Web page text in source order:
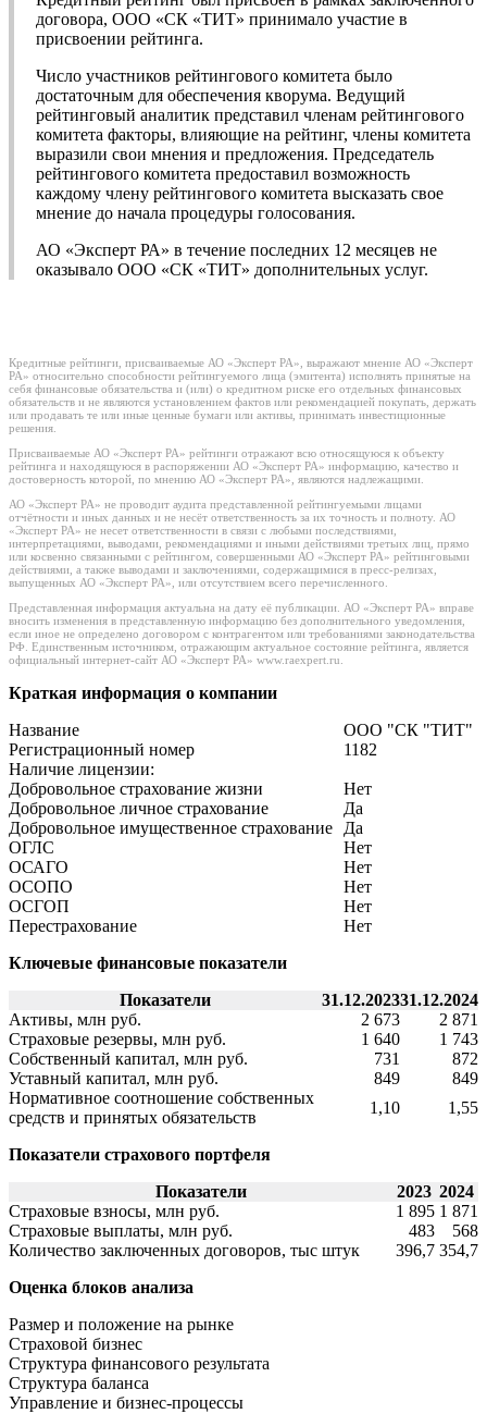
договора, ООО «СК «ТИТ» принимало участие в
присвоении рейтинга.
Число участников рейтингового комитета было
достаточным для обеспечения кворума. Ведущий
рейтинговый аналитик представил членам рейтингового
комитета факторы, влияющие на рейтинг, члены комитета
выразили свои мнения и предложения. Председатель
рейтингового комитета предоставил возможность
каждому члену рейтингового комитета высказать свое
мнение до начала процедуры голосования.
АО «Эксперт РА» в течение последних 12 месяцев не
оказывало ООО «СК «ТИТ» дополнительных услуг.
Кредитные рейтинги, присваиваемые АО «Эксперт РА», выражают мнение АО «Эксперт
РА» относительно способности рейтингуемого лица (эмитента) исполнять принятые на
себя финансовые обязательства и (или) о кредитном риске его отдельных финансовых
обязательств и не являются установлением фактов или рекомендацией покупать, держать
или продавать те или иные ценные бумаги или активы, принимать инвестиционные
решения.
Присваиваемые АО «Эксперт РА» рейтинги отражают всю относящуюся к объекту
рейтинга и находящуюся в распоряжении АО «Эксперт РА» информацию, качество и
достоверность которой, по мнению АО «Эксперт РА», являются надлежащими.
АО «Эксперт РА» не проводит аудита представленной рейтингуемыми лицами
отчётности и иных данных и не несёт ответственность за их точность и полноту. АО
«Эксперт РА» не несет ответственности в связи с любыми последствиями,
интерпретациями, выводами, рекомендациями и иными действиями третьих лиц, прямо
или косвенно связанными с рейтингом, совершенными АО «Эксперт РА» рейтинговыми
действиями, а также выводами и заключениями, содержащимися в пресс-релизах,
выпущенных АО «Эксперт РА», или отсутствием всего перечисленного.
Представленная информация актуальна на дату её публикации. АО «Эксперт РА» вправе
вносить изменения в представленную информацию без дополнительного уведомления,
если иное не определено договором с контрагентом или требованиями законодательства
РФ. Единственным источником, отражающим актуальное состояние рейтинга, является
официальный интернет-сайт АО «Эксперт РА» www.raexpert.ru.
Краткая информация о компании
Название
ООО "СК "ТИТ"
Регистрационный номер
1182
Наличие лицензии:
Добровольное страхование жизни
Нет
Добровольное личное страхование
Да
Добровольное имущественное страхование
Да
ОГЛС
Нет
ОСАГО
Нет
ОСОПО
Нет
ОСГОП
Нет
Перестрахование
Нет
Ключевые финансовые показатели
Показатели
31.12.202331.12.2024
Активы, млн руб.
2 673
2 871
Страховые резервы, млн руб.
1 640
1 743
Собственный капитал, млн руб.
731
872
Уставный капитал, млн руб.
849
849
Нормативное соотношение собственных
средств и принятых обязательств
1,10 1,55
Показатели страхового портфеля
Показатели
2023 2024
Страховые взносы, млн руб.
1 895 1 871
Страховые выплаты, млн руб.
483
568
Количество заключенных договоров, тыс штук
396,7 354,7
Оценка блоков анализа
Размер и положение на рынке
Страховой бизнес
Структура финансового результата
Cтруктура баланса
Управление и бизнес-процессы